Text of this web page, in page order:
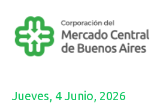
Jueves, 4 Junio, 2026